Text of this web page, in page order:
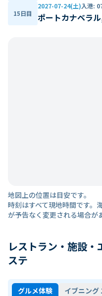
15日目
2027-07-24(土)入港:
ポートカナベラ
地図上の位置は目安です。
時刻はすべて現地時間です。
が予告なく変更される場合が
レストラン・施設
ステ
グルメ体験
イブニング